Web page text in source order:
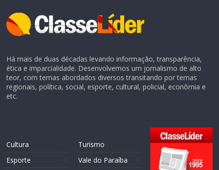
Há mais de duas décadas levando informação, transparência,
ética e imparcialidade. Desenvolvemos um jornalismo de alto
teor, com temas abordados diversos transitando por temas
regionais, política, social, esporte, cultural, policial, econômia e
etc.
Cultura
Esporte
Turismo
Vale do Paraíba